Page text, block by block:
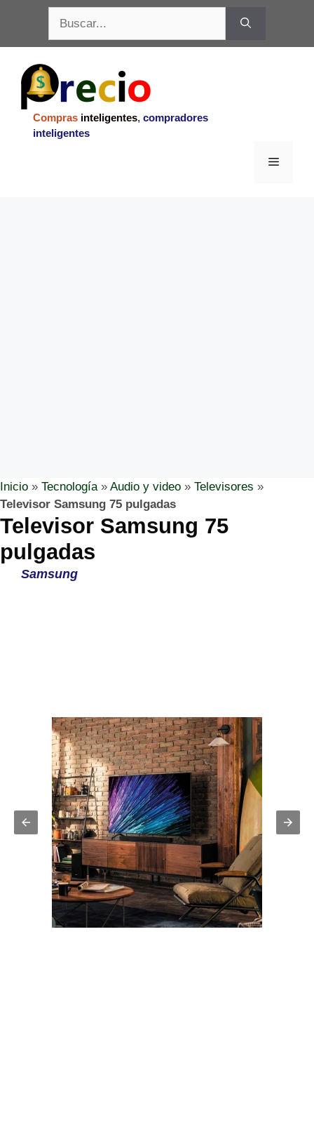
contenido
Compras inteligentes, compradores
inteligentes
Menu
Inicio » Tecnología» Audio y video » Televisores »
Televisor Samsung 75 pulgadas
Televisor Samsung 75
pulgadas
Samsung